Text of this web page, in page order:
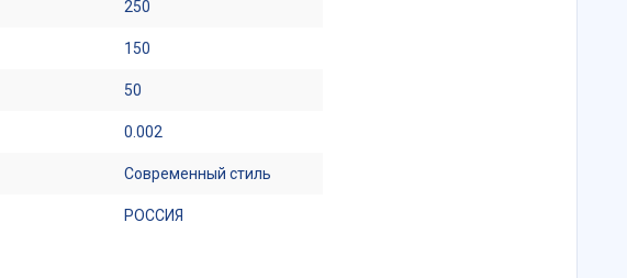
250
150
50
0.002
Современный стиль
РОССИЯ